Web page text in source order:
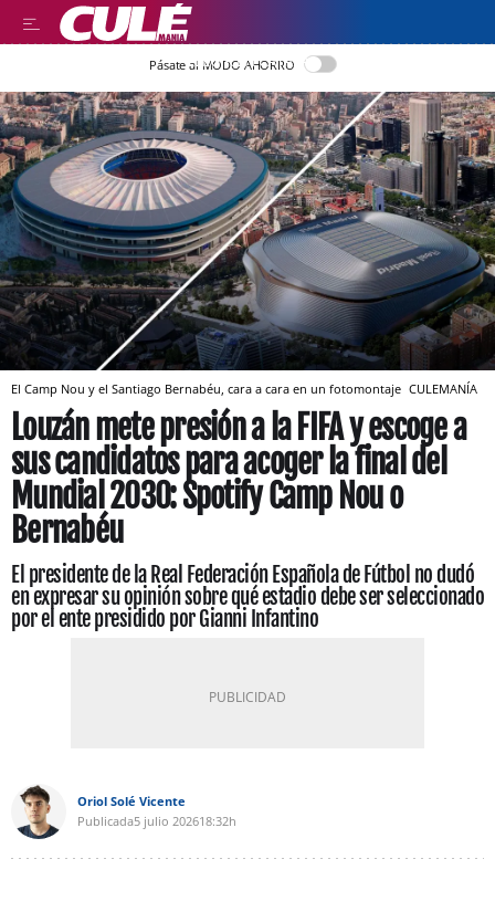
LLEGIR EN CATALÀ
Pásate al MODO AHORRO
El Camp Nou y el Santiago Bernabéu, cara a cara en un fotomontaje CULEMANÍA
Louzán mete presión a la FIFA y escoge a
sus candidatos para acoger la final del
Mundial 2030: Spotify Camp Nou o
Bernabéu
El presidente de la Real Federación Española de Fútbol no dudó
en expresar su opinión sobre qué estadio debe ser seleccionado
por el ente presidido por Gianni Infantino
Oriol Solé Vicente
Publicada5 julio 202618:32h